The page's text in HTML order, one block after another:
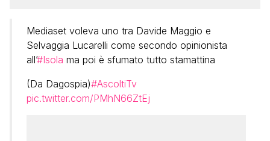
Mediaset voleva uno tra Davide Maggio e
Selvaggia Lucarelli come secondo opinionista
all’#Isola ma poi è sfumato tutto stamattina
(Da Dagospia)#AscoltiTv
pic.twitter.com/PMhN66ZtEj